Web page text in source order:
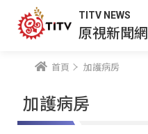
TITV NEWS
原視新聞網
首頁 加護病房
加護病房